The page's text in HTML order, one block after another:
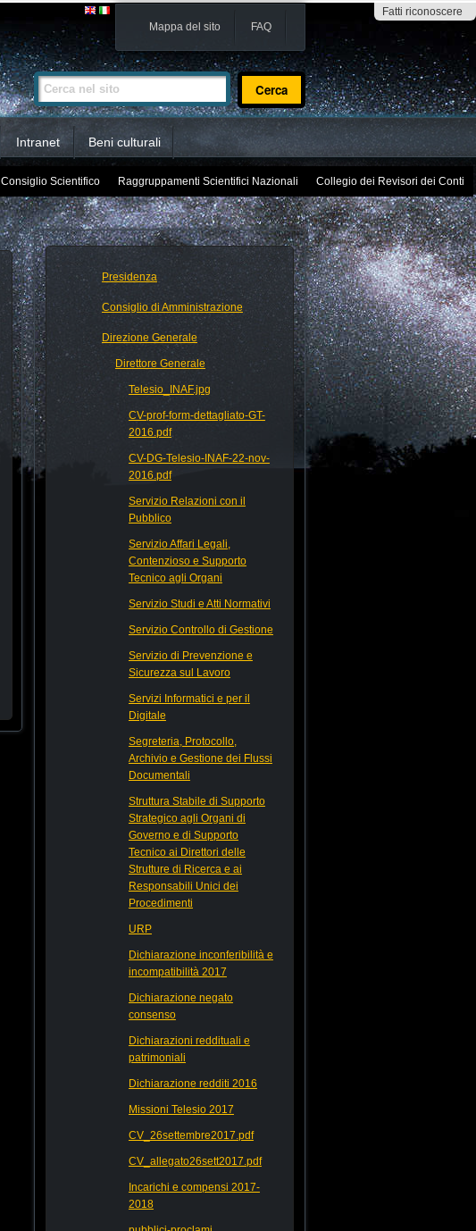
Fatti riconoscere
Mappa del sito FAQ
Cerca nel sito
Ricerca
avanzata…
Intranet Beni culturali
Consiglio Scientifico Raggruppamenti Scientifici Nazionali Collegio dei Revisori dei Conti
Presidenza
Consiglio di Amministrazione
Direzione Generale
Direttore Generale
Telesio_INAF.jpg
CV-prof-form-dettagliato-GT-
2016.pdf
CV-DG-Telesio-INAF-22-nov-
2016.pdf
Servizio Relazioni con il
Pubblico
Servizio Affari Legali,
Contenzioso e Supporto
Tecnico agli Organi
Servizio Studi e Atti Normativi
Servizio Controllo di Gestione
Servizio di Prevenzione e
Sicurezza sul Lavoro
Servizi Informatici e per il
Digitale
Segreteria, Protocollo,
Archivio e Gestione dei Flussi
Documentali
Struttura Stabile di Supporto
Strategico agli Organi di
Governo e di Supporto
Tecnico ai Direttori delle
Strutture di Ricerca e ai
Responsabili Unici dei
Procedimenti
URP
Dichiarazione inconferibilità e
incompatibilità 2017
Dichiarazione negato
consenso
Dichiarazioni reddituali e
patrimoniali
Dichiarazione redditi 2016
Missioni Telesio 2017
CV_26settembre2017.pdf
CV_allegato26sett2017.pdf
Incarichi e compensi 2017-
2018